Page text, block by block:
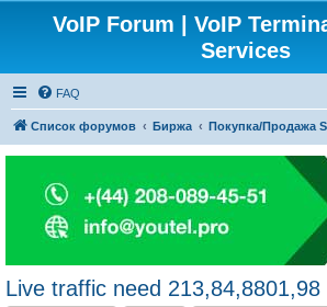
VoIP Forum | VoIP
Services
FAQ
Список форумов Биржа Покупка/Продажа
Live traffic need 213,84,8801,98